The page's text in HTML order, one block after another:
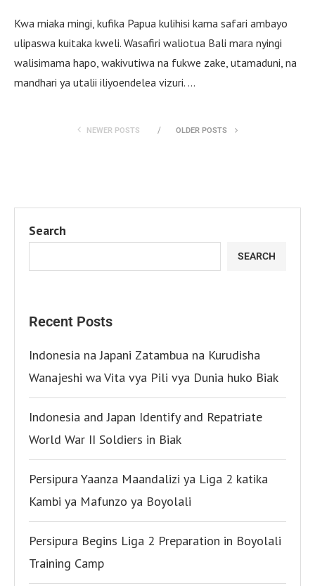
Kwa miaka mingi, kufika Papua kulihisi kama safari ambayo
ulipaswa kuitaka kweli. Wasafiri waliotua Bali mara nyingi
walisimama hapo, wakivutiwa na fukwe zake, utamaduni, na
mandhari ya utalii iliyoendelea vizuri. …
NEWER POSTS OLDER POSTS
Search
SEARCH
Recent Posts
Indonesia na Japani Zatambua na Kurudisha
Wanajeshi wa Vita vya Pili vya Dunia huko Biak
Indonesia and Japan Identify and Repatriate
World War II Soldiers in Biak
Persipura Yaanza Maandalizi ya Liga 2 katika
Kambi ya Mafunzo ya Boyolali
Persipura Begins Liga 2 Preparation in Boyolali
Training Camp